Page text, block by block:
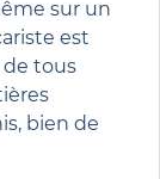
sur un
est
de tous
bien de